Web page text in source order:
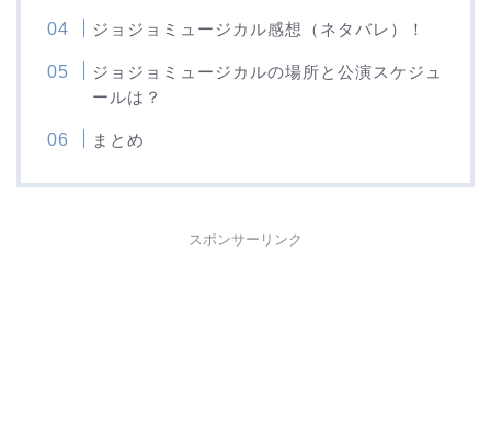
ジョジョミュージカル感想（ネタバレ）！
ジョジョミュージカルの場所と公演スケジュ
ールは？
まとめ
スポンサーリンク